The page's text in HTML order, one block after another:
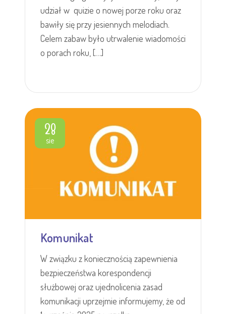
udział w quizie o nowej porze roku oraz
bawiły się przy jesiennych melodiach.
Celem zabaw było utrwalenie wiadomości
o porach roku, […]
28
sie
Komunikat
W związku z koniecznością zapewnienia
bezpieczeństwa korespondencji
służbowej oraz ujednolicenia zasad
komunikacji uprzejmie informujemy, że od